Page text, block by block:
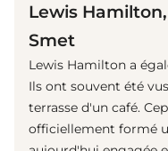
Lewis
Smet
Lewis Hamilton a
Ils ont souvent été
terrasse d'un café.
officiellement formé